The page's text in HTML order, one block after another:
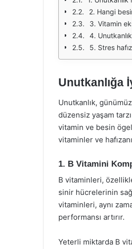
2. Hangi
3. Vitamin
4.
5. Stres
Unutkanlığa
Unutkanlık,
düzensiz yaşam
vitamin ve besin
vitaminler ve
1. B Vitamini
B vitaminleri,
sinir hücrelerinin
vitaminleri, aynı
performansı artırır.
Yeterli miktarda B